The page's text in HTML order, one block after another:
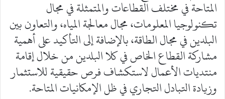
المتاحة في مختلف القطاعات والمتمثلة في مجال
تكنولوجيا المعلومات، مجال معالجة المياه، والتعاون بين
البلدين في مجال الطاقة، بالإضافة إلى التأكيد على أهمية
مشاركة القطاع الخاص في كلا البلدين من خلال إقامة
منتديات الأعمال لاستكشاف فرص حقيقية للاستثمار
وزيادة التبادل التجاري في ظل الإمكانيات المتاحة.